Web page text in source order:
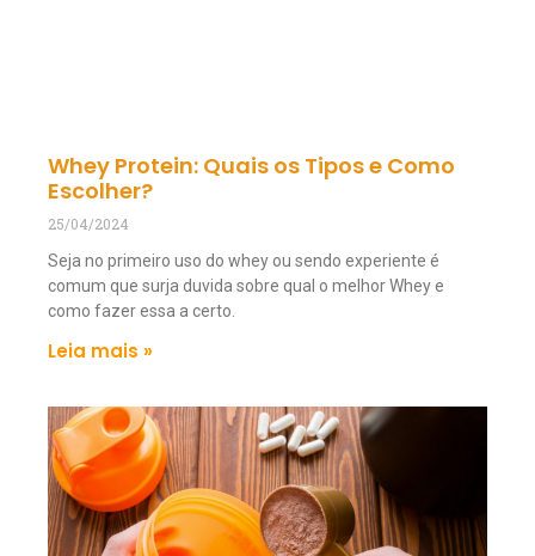
Whey Protein: Quais os Tipos e Como
Escolher?
25/04/2024
Seja no primeiro uso do whey ou sendo experiente é
comum que surja duvida sobre qual o melhor Whey e
como fazer essa a certo.
Leia mais »